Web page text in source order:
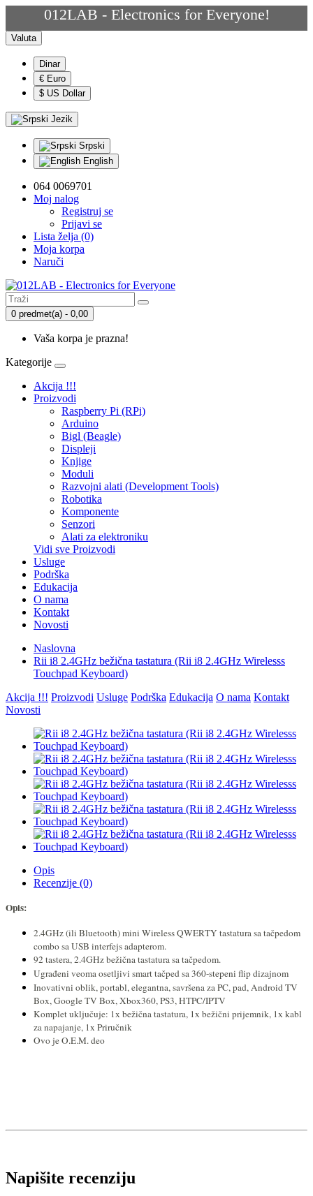
012LAB - Electronics for Everyone!
Valuta
Dinar
€ Euro
$ US Dollar
Jezik
Srpski
English
064 0069701
Moj nalog
Registruj se
Prijavi se
Lista želja (0)
Moja korpa
Naruči
0 predmet(a) - 0,00
Vaša korpa je prazna!
Kategorije
Akcija !!!
Proizvodi
Raspberry Pi (RPi)
Arduino
Bigl (Beagle)
Displеji
Knjige
Moduli
Razvojni alati (Development Tools)
Robotika
Komponente
Senzori
Alati za elektroniku
Vidi sve Proizvodi
Usluge
Podrška
Edukacija
O nama
Kontakt
Novosti
Naslovna
Rii i8 2.4GHz bežična tastatura (Rii i8 2.4GHz Wirelesss
Touchpad Keyboard)
Akcija !!! Proizvodi Usluge Podrška Edukacija O nama Kontakt
Novosti
Opis
Recenzije (0)
Opis:
2.4GHz (ili Bluetooth) mini Wireless QWERTY tastatura sa tačpedom
combo sa USB interfejs adapterom.
92 tastera, 2.4GHz bežična tastatura sa tačpedom.
Ugrađeni veoma osetljivi smart tačped sa 360-stepeni flip dizajnom
Inovativni oblik, portabl, elegantna, savršena za PC, pad, Android TV
Box, Google TV Box, Xbox360, PS3, HTPC/IPTV
Komplet uključuje: 1x bežična tastatura, 1x bežični prijemnik, 1x kabl
za napajanje, 1x Priručnik
Ovo je O.E.M. deo
Napišite recenziju